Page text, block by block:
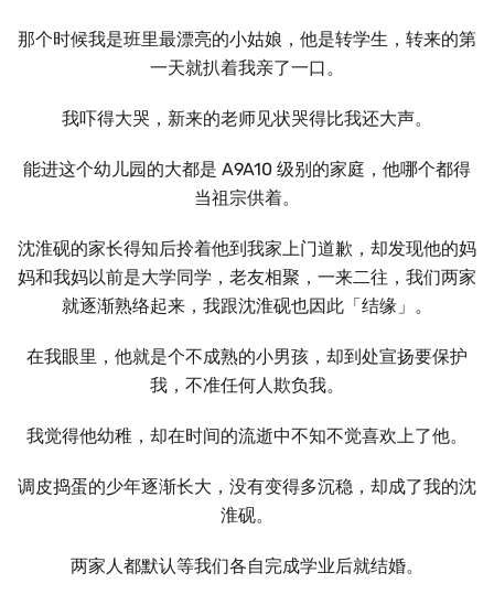
那个时候我是班里最漂亮的小姑娘，他是转学生，转来的第
一天就扒着我亲了一口。
我吓得大哭，新来的老师见状哭得比我还大声。
能进这个幼儿园的大都是 A9A10 级别的家庭，他哪个都得
当祖宗供着。
沈淮砚的家长得知后拎着他到我家上门道歉，却发现他的妈
妈和我妈以前是大学同学，老友相聚，一来二往，我们两家
就逐渐熟络起来，我跟沈淮砚也因此「结缘」。
在我眼里，他就是个不成熟的小男孩，却到处宣扬要保护
我，不准任何人欺负我。
我觉得他幼稚，却在时间的流逝中不知不觉喜欢上了他。
调皮捣蛋的少年逐渐长大，没有变得多沉稳，却成了我的沈
淮砚。
两家人都默认等我们各自完成学业后就结婚。